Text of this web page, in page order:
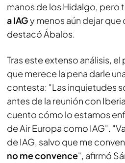
manos de los Hidalgo, pero
a IAGy menos aún dejar que
destacó Ábalos.
Tras este extenso análisis,
que merece la pena darle
contesta: "Las inquietudes
antes de la reunión con
cuento cómo lo estamos
de Air Europa como IAG".
de IAG, salvo que me
no me convence", afirmó